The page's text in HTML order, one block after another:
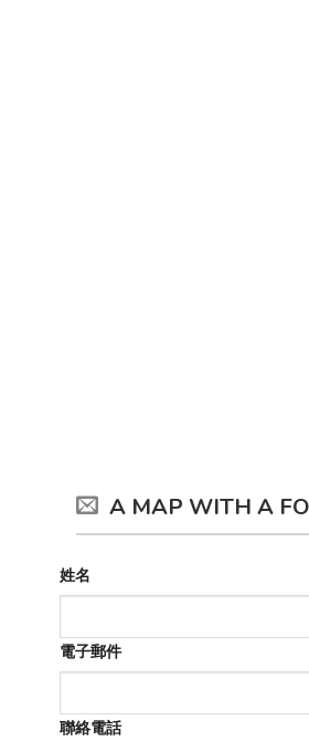
A MAP WITH A
姓名
電子郵件
聯絡電話